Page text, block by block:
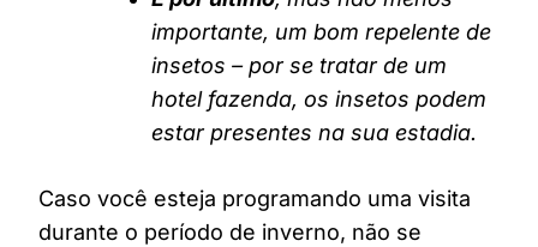
importante, um bom repelente de
insetos – por se tratar de um
hotel fazenda, os insetos podem
estar presentes na sua estadia.
Caso você esteja programando uma visita
durante o período de inverno, não se